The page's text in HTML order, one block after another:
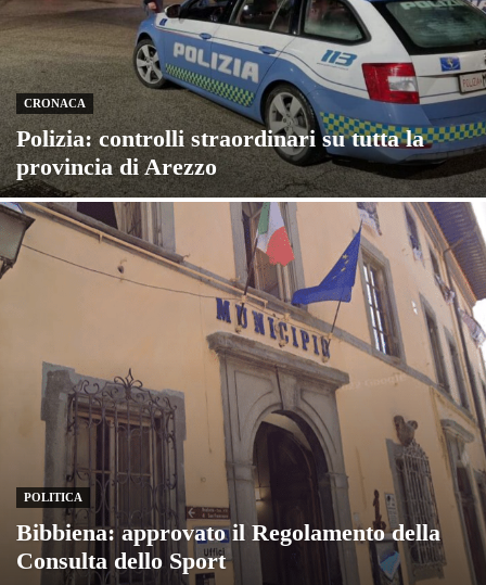
CRONACA
Polizia: controlli straordinari su tutta la
provincia di Arezzo
POLITICA
Bibbiena: approvato il Regolamento della
Consulta dello Sport